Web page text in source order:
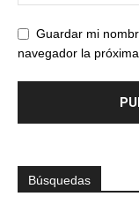
Guardar mi
navegador la
Búsquedas